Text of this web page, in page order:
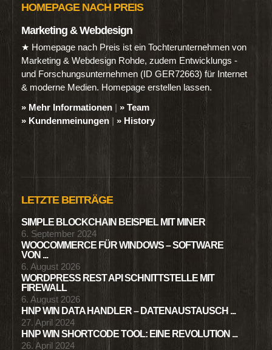
HOMEPAGE NACH PREIS
Marketing & Webdesign
★ Homepage nach Preis ist ein Tochterunternehmen von
Marketing & Webdesign Rohde, zudem Entwicklungs -
und Forschungsunternehmen (ID GER72663) für Internet
& moderne Medien. Homepage erstellen lassen.
» Mehr Informationen | » Team
» Kundenmeinungen | » History
LETZTE BEITRÄGE
SIMPLE BLOCKCHAIN BEISPIEL MIT MINER
6. September 2024
WOOCOMMERCE FÜR WINDOWS – SOFTWARE
VON ...
6. August 2026
WORDPRESS REST API SCHNITTSTELLE MIT
FIREWALL
6. August 2026
HNP WIN DATA HANDLER – DATENAUSTAUSCH ...
27. April 2024
HNP WIN SHORTCODE TOOL: EINE REVOLUTION ...
26. April 2024